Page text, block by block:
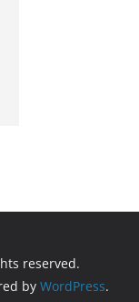
reserved.
by WordPress.